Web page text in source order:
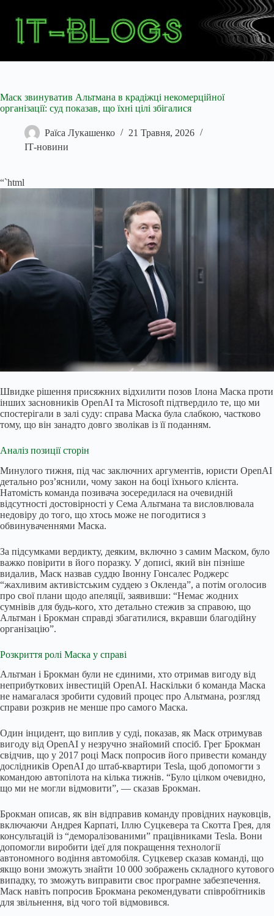
Маск звинуватив Альтмана в крадіжці некомерційної
організації: суд показав, що їхні цілі збігалися
Раїса Лукашенко
21 Травня, 2026
ІТ-новини
“`html
Швидке рішення присяжних відхилити позов Ілона Маска проти
інших засновників OpenAI та Microsoft підтвердило те, що ми
спостерігали в залі суду: справа Маска була слабкою, частково
тому, що він занадто довго зволікав із її поданням.
Аналіз позиції сторін
Минулого тижня, під час заключних аргументів, юристи OpenAI
детально роз’яснили, чому закон на боці їхнього клієнта.
Натомість команда позивача зосередилася на очевидній
відсутності достовірності у Сема Альтмана та висловлювала
недовіру до того, що хтось може не погодитися з
обвинуваченнями Маска.
За підсумками вердикту, деяким, включно з самим Маском, було
важко повірити в його поразку. У дописі, який він пізніше
видалив, Маск назвав суддю Івонну Гонсалес Роджерс
“жахливим активістським суддею з Окленда”, а потім оголосив
про свої плани щодо апеляції, заявивши: “Немає жодних
сумнівів для будь-кого, хто детально стежив за справою, що
Альтман і Брокман справді збагатилися, вкравши благодійну
організацію”.
Розкриття ролі Маска у справі
Альтман і Брокман були не єдиними, хто отримав вигоду від
неприбуткових інвестицій OpenAI. Наскільки б команда Маска
не намагалася зробити судовий процес про Альтмана, розгляд
справи розкрив не менше про самого Маска.
Один інцидент, що виплив у суді, показав, як Маск отримував
вигоду від OpenAI у незручно знайомий спосіб. Грег Брокман
свідчив, що у 2017 році Маск попросив його привести команду
дослідників OpenAI до штаб-квартири Tesla, щоб допомогти з
командою автопілота на кілька тижнів. “Було цілком очевидно,
що ми не могли відмовити”, — сказав Брокман.
Брокман описав, як він відправив команду провідних науковців,
включаючи Андрея Карпаті, Іллю Суцкевера та Скотта Грея, для
консультацій із “деморалізованими” працівниками Tesla. Вони
допомогли виробити ідеї для покращення технології
автономного водіння автомобіля. Суцкевер сказав команді, що
якщо вони зможуть знайти 10 000 зображень складного кутового
випадку, то зможуть виправити своє програмне забезпечення.
Маск навіть попросив Брокмана рекомендувати співробітників
для звільнення, від чого той відмовився.